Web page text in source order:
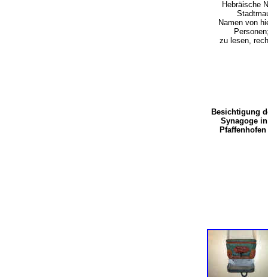
Hebräische
Namen von
zu lesen,
Besichtigung
Synagoge in
Pfaffenhofen